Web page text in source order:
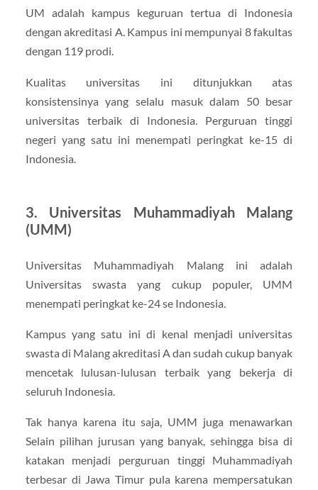
UM adalah kampus keguruan tertua di Indonesia
dengan akreditasi A. Kampus ini mempunyai 8 fakultas
dengan 119 prodi.
Kualitas universitas ini ditunjukkan atas
konsistensinya yang selalu masuk dalam 50 besar
universitas terbaik di Indonesia. Perguruan tinggi
negeri yang satu ini menempati peringkat ke-15 di
Indonesia.
3. Universitas Muhammadiyah Malang
(UMM)
Universitas Muhammadiyah Malang ini adalah
Universitas swasta yang cukup populer, UMM
menempati peringkat ke-24 se Indonesia.
Kampus yang satu ini di kenal menjadi universitas
swasta di Malang akreditasi A dan sudah cukup banyak
mencetak lulusan-lulusan terbaik yang bekerja di
seluruh Indonesia.
Tak hanya karena itu saja, UMM juga menawarkan
Selain pilihan jurusan yang banyak, sehingga bisa di
katakan menjadi perguruan tinggi Muhammadiyah
terbesar di Jawa Timur pula karena mempersatukan